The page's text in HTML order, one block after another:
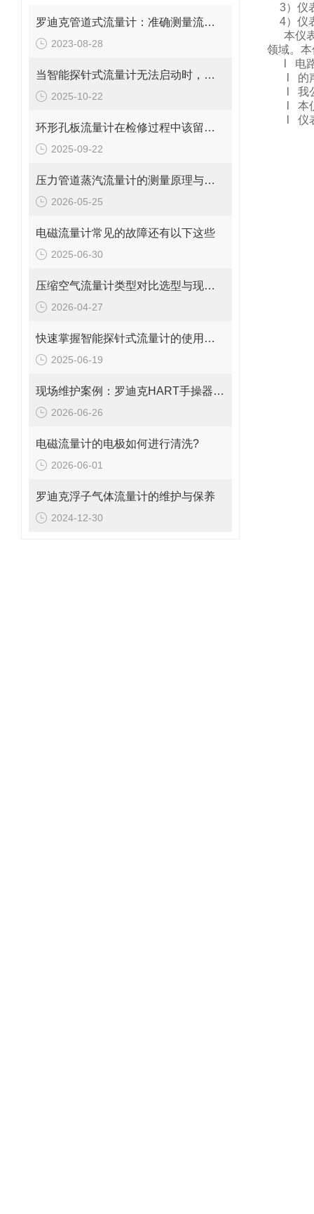
罗迪克管道式流量计：准确测量流体的精密工具
2023-08-28
当智能探针式流量计无法启动时，您应该检查这些地方
2025-10-22
环形孔板流量计在检修过程中该留意的事项
2025-09-22
压力管道蒸汽流量计的测量原理与日常维护操作规范
2026-05-25
电磁流量计常见的故障还有以下这些
2025-06-30
压缩空气流量计类型对比选型与现场安装维修要点
2026-04-27
快速掌握智能探针式流量计的使用秘籍
2025-06-19
现场维护案例：罗迪克HART手操器无法开机、黑屏及按键失灵的修复思路
2026-06-26
电磁流量计的电极如何进行清洗?
2026-06-01
罗迪克浮子气体流量计的维护与保养
2024-12-30
3）仪
4）仪
本仪
领域。 本
电
的
我
本
仪